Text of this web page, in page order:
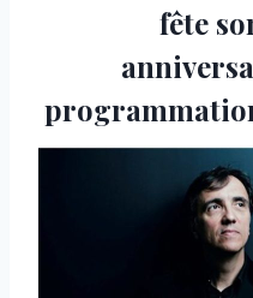
fête